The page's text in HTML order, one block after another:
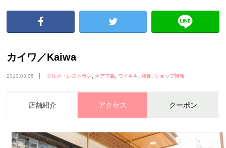
カイワ／Kaiwa
2010.03.05 グルメ・レストラン オアフ島 ワイキキ 和食 ショップ情報
店舗紹介 アクセス クーポン